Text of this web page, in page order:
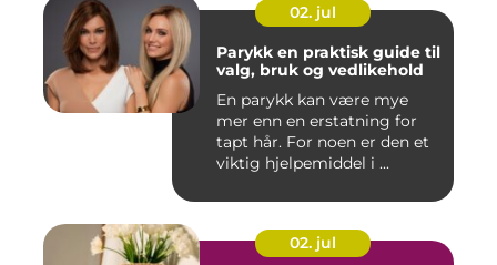
02. jul
Parykk en praktisk guide til
valg, bruk og vedlikehold
En parykk kan være mye
mer enn en erstatning for
tapt hår. For noen er den et
viktig hjelpemiddel i ...
02. jul